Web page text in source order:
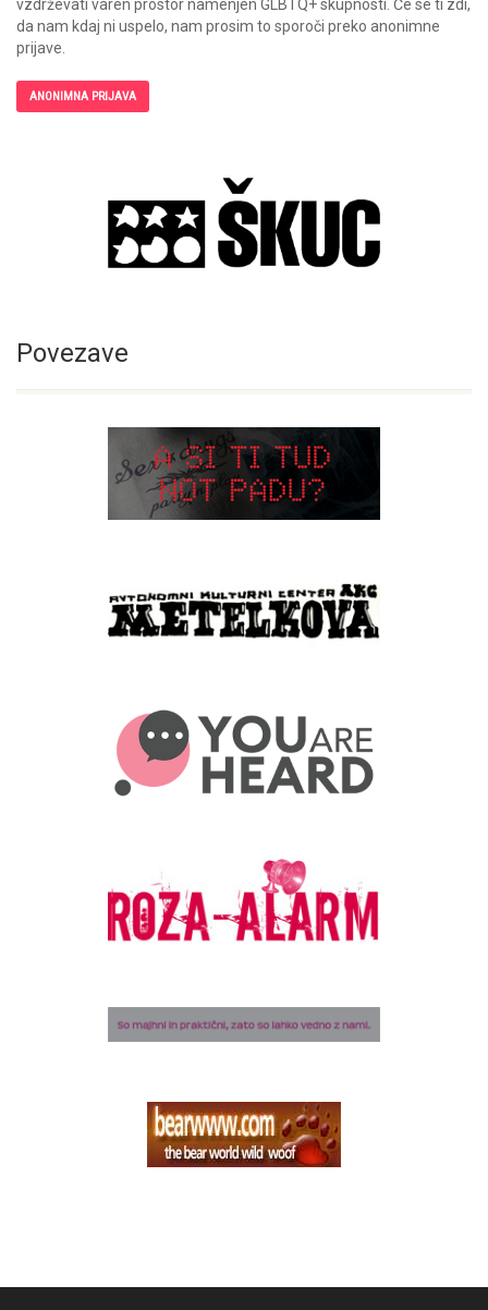
vzdrževati varen prostor namenjen GLBTQ+ skupnosti. Če se ti zdi,
da nam kdaj ni uspelo, nam prosim to sporoči preko anonimne
prijave.
ANONIMNA PRIJAVA
Povezave